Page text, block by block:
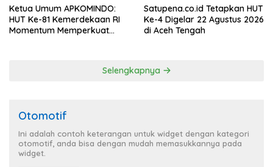
Ketua Umum APKOMINDO:
HUT Ke-81 Kemerdekaan RI
Momentum Memperkuat
Satupena.co.id Tetapkan HUT
Ke-4 Digelar 22 Agustus 2026
di Aceh Tengah
Selengkapnya
Otomotif
Ini adalah contoh keterangan untuk widget dengan kategori
otomotif, anda bisa dengan mudah memasukkannya pada
widget.